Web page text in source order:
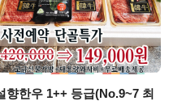
향한우 1++ 등급(No.9~7 최